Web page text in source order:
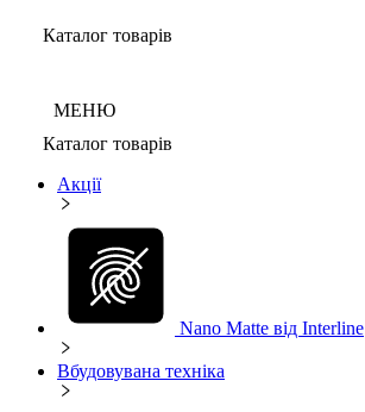
Каталог товарів
МЕНЮ
Каталог товарів
Акції
Nano Matte від Interline
Вбудовувана техніка